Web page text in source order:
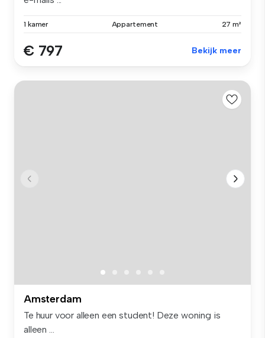
1 kamer Appartement 27 m²
€ 797 Bekijk meer
Amsterdam
Te huur voor alleen een student! Deze woning is
alleen ...